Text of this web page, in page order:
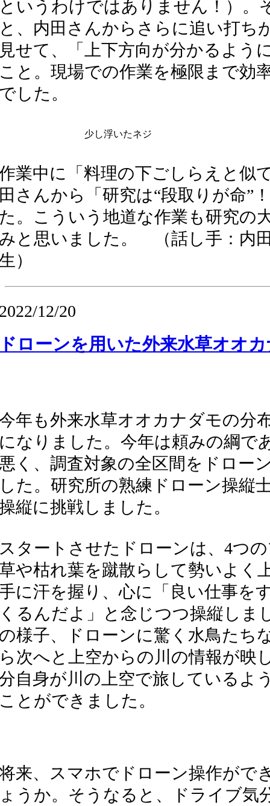
いうわけではありません！）。
、内田さんからさらに追い打ち
せて、「上下方向が分かるよう
と。現場での作業を極限まで効
した。
少し浮いたネジ
業中に「料理の下ごしらえと似
さんから「研究は“段取りが命”
。こういう地道な作業も研究の
と思いました。 （話し手：内
）
12/20
ローンを用いた外来水草オオ
年も外来水草オオカナダモの分
なりました。今年は頼みの綱で
く、調査対象の全区間をドロー
た。研究所の熟練ドローン操縦
縦に挑戦しました。
タートさせたドローンは、4つ
や枯れ葉を蹴散らして勢いよく
に汗を握り、心に「良い仕事を
るんだよ」と念じつつ操縦しま
様子、ドローンに驚く水鳥たち
次へと上空からの川の情報が映
自身が川の上空で旅しているよ
とができました。
来、スマホでドローン操作がで
うか。そうなると、ドライブ気